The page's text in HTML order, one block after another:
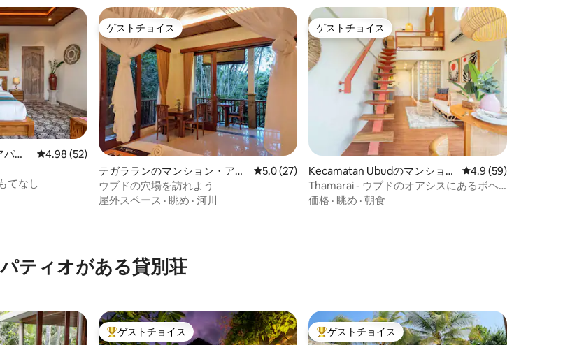
評価
す。
ー
レビュー52件、5つ星中4.98つ星の平均評価
4.98 (52)
てなし
ゲストチョイス
ゲストチョイス
テガラランのマンション・アパ
ート
レビュー27件、5つ星中5.0つ星の平均評価
5.0 (27)
ウブドの穴場を訪れよう
屋外スペース · 眺め · 河川
ゲストチョイス
ゲストチョイス
Kecamatan Ubudのマンショ
ン・アパート
レビュー59件、5つ
4.9 (59)
Thamarai - ウブドのオアシスにあるボヘ
ミアンな素朴なロフト
価格 · 眺め · 朝食
パティオがある貸別荘
大好評のゲストチョイスです。
ゲストチョイス 大好評のゲストチョイスです。
ゲストチョイス